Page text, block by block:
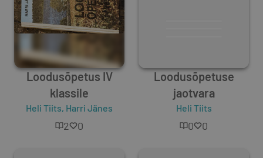
Loodusõpetus IV
klassile
Heli Tiits, Harri Jänes
2 0
Loodusõpetuse
jaotvara
Heli Tiits
0 0